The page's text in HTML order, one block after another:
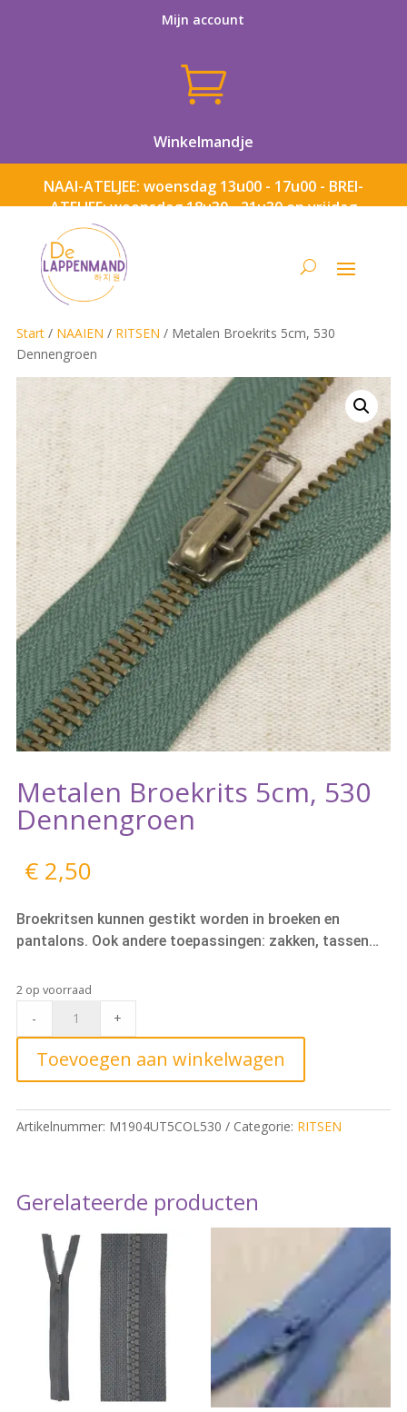
Mijn account

Winkelmandje
NAAI-ATELJEE: woensdag 13u00 - 17u00 - BREI-
ATELJEE: woensdag 18u30 - 21u30 en vrijdag
Start/ NAAIEN / RITSEN / Metalen Broekrits 5cm, 530
Dennengroen
Metalen Broekrits 5cm, 530
Dennengroen
€2,50
Broekritsen kunnen gestikt worden in broeken en
pantalons. Ook andere toepassingen: zakken, tassen…
2 op voorraad
5cm,
quantity
- +
Toevoegen aan winkelwagen
Artikelnummer: M1904UT5COL530 Categorie: RITSEN
Gerelateerde producten